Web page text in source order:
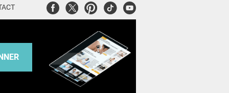
FacebookTwitterPinterest
TiktokYoutube